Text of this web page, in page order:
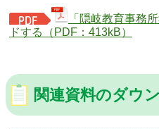
「隠岐教育事務
ドする（PDF：413kB）
関連資料のダウ